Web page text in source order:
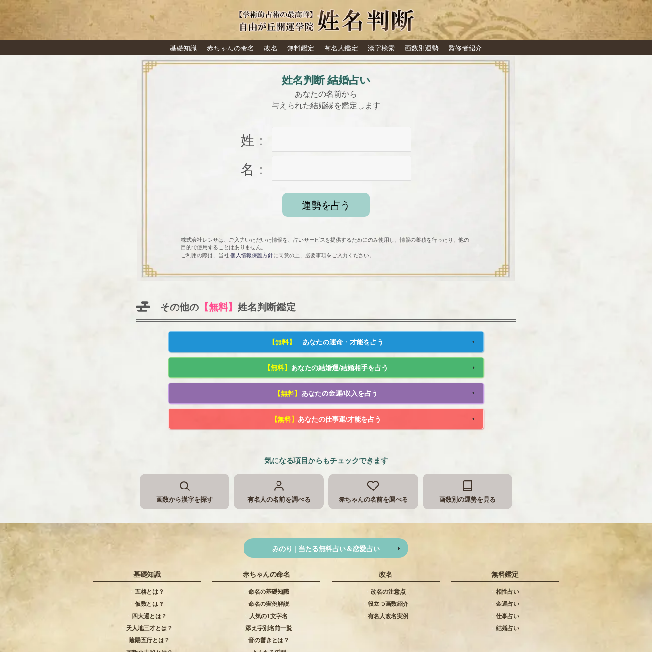
基礎知識 赤ちゃんの命名 改名 無料鑑定 有名人鑑定 漢字検索 画数別運勢 監修者紹介
ズバリ当たる！姓名判断で見るあなたの結婚運【無料鑑定】
姓名判断 結婚占い
あなたの名前から
与えられた結婚縁を鑑定します
姓：
名：
株式会社レンサは、ご入力いただいた情報を、占いサービスを提供するためにのみ使用し、情報の蓄積を行ったり、他の
目的で使用することはありません。
ご利用の際は、当社個人情報保護方針に同意の上、必要事項をご入力ください。
その他の 【無料】 姓名判断鑑定
【無料】 あなたの運命・才能を占う
【無料】 あなたの結婚運/結婚相手を占う
【無料】 あなたの金運/収入を占う
【無料】 あなたの仕事運/才能を占う
気になる項目からもチェックできます
画数から漢字を探す 有名人の名前を調べる 赤ちゃんの名前を調べる 画数別の運勢を見る
みのり | 当たる無料占い＆恋愛占い
基礎知識
五格とは？
仮数とは？
四大運とは？
天人地三才とは？
陰陽五行とは？
赤ちゃんの命名
命名の基礎知識
命名の実例解説
人気の1文字名
添え字別名前一覧
音の響きとは？
改名
改名の注意点
役立つ画数紹介
有名人改名実例
無料鑑定
相性占い
金運占い
仕事占い
結婚占い